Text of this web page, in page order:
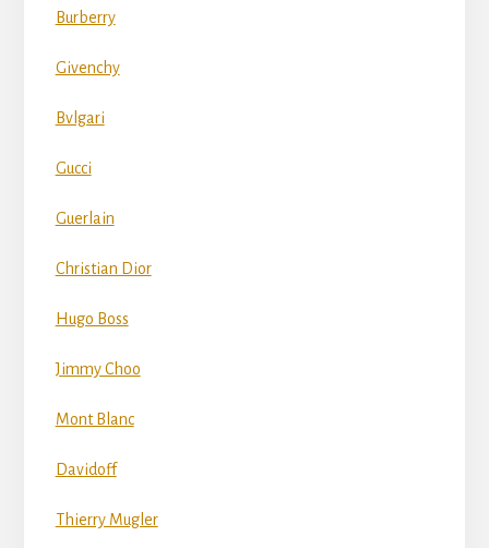
Burberry
Givenchy
Bvlgari
Gucci
Guerlain
Christian Dior
Hugo Boss
Jimmy Choo
Mont Blanc
Davidoff
Thierry Mugler